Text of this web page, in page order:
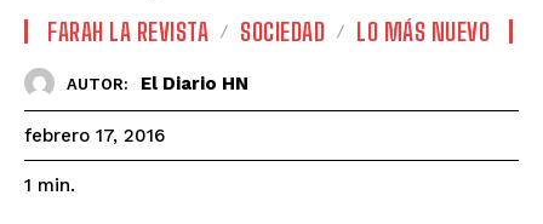
FARAH LA REVISTA SOCIEDAD LO MÁS NUEVO
AUTOR: El Diario HN
febrero 17, 2016
1 min.